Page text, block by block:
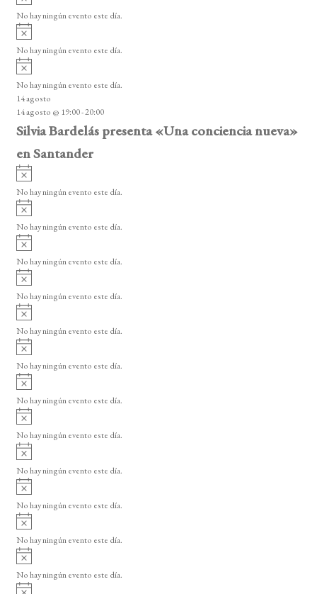
o
v
i
o
No hay ningún evento este día.
A
v
i
o
No hay ningún evento este día.
A
v
i
s
o
No hay ningún evento este día.
14 agosto
14 agosto @ 19:00-20:00
Silvia Bardelás presenta «Una conciencia nueva»
en Santander
A
v
i
o
No hay ningún evento este día.
A
v
i
o
No hay ningún evento este día.
A
v
i
o
No hay ningún evento este día.
A
v
i
o
No hay ningún evento este día.
A
v
i
o
No hay ningún evento este día.
A
v
i
o
No hay ningún evento este día.
A
v
i
o
No hay ningún evento este día.
A
v
i
o
No hay ningún evento este día.
A
v
i
o
No hay ningún evento este día.
A
v
i
o
No hay ningún evento este día.
A
v
i
o
No hay ningún evento este día.
A
v
i
No hay ningún evento este día.
A